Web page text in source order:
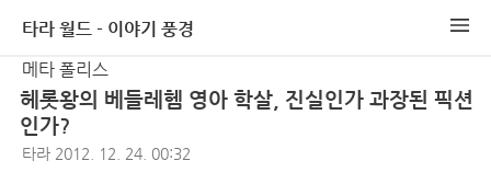
타라 월드 - 이야기 풍경
메타 폴리스
헤롯왕의 베들레헴 영아 학살, 진실인가 과장된 픽션
인가?
타라 2012. 12. 24. 00:32